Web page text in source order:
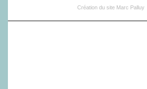
Création du site Marc Palluy